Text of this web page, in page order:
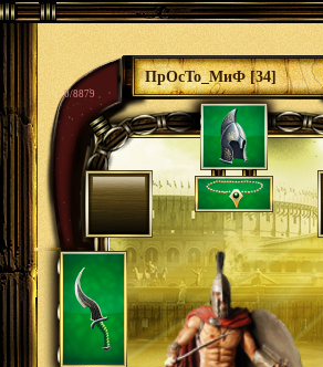
ПрОсТо_МиФ [34]
0/8879